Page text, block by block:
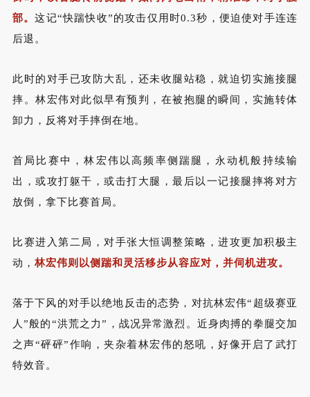
部。这记“快踹快收”的攻击仅用时0.3秒，便迫使对手连连
后退。
此时的对手已攻防大乱，还未收腿站稳， 就迫切实施接腿
摔 。林宏伟对此似早有预判，在被抱腿的瞬间，实施转体
卸力，反将对手摔倒在地。
首局比赛中，林宏伟以高频率侧踹腿，永动机般持续输
出，或攻打躯干，或击打大腿，最后以一记接腿摔将对方
放倒，拿下比赛首局。
比赛进入第二局，对手张大恒调整策略，进攻更加积极主
动， 林宏伟则以侧踹和灵活移步从容应对，并伺机进攻。
落于下风的对手以绝地反击的态势，对抗林宏伟“超级赛亚
人”般的“洪荒之力”，战况异常激烈。近身肉搏的拳腿交加
之声“砰砰”作响，夹杂着林宏伟的怒吼，好像开启了武打
特效音。